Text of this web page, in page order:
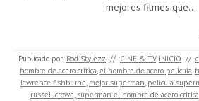
mejores filmes que…
Publicado por: Rod Stylezz // CINE & TV, INICIO //
hombre de acero critica,el hombre de acero pelicula,
lawrence fishburne, mejor superman, pelicula
russell crowe, superman el hombre de acero critica